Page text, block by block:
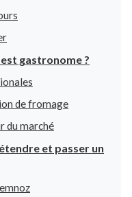
gastronome ?
de fromage
du marché
et passer un